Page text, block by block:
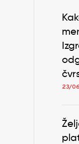
23/